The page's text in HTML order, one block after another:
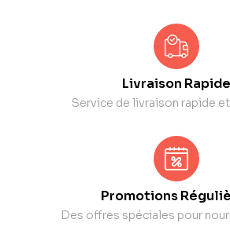
Livraison Rapide
Service de livraison rapide
Promotions
Des offres spéciales pour